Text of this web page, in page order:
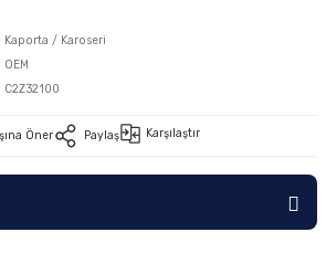
Kaporta / Karoseri
OEM
C2Z32100
Öner Paylaş Karşılaştır